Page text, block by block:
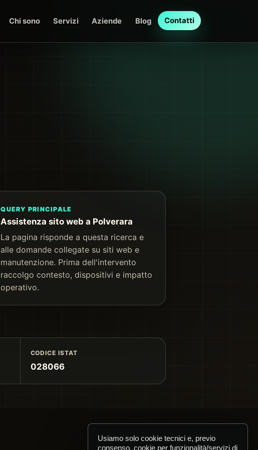
Usiamo solo cookie tecnici e, previo
consenso, cookie per funzionalità/servizi di
Chi sono Servizi Aziende Blog Contatti
QUERY PRINCIPALE
Assistenza sito web a Polverara
La pagina risponde a questa ricerca e
alle domande collegate su siti web e
manutenzione. Prima dell'intervento
raccolgo contesto, dispositivi e impatto
operativo.
CODICE ISTAT
028066